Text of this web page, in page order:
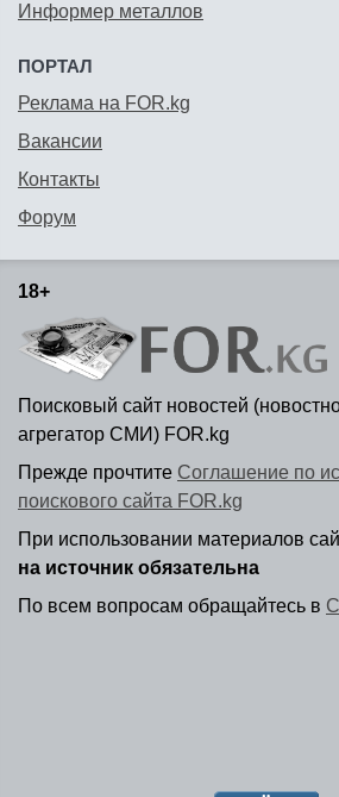
Информер металлов
ПОРТАЛ
Реклама на FOR.kg
Вакансии
Контакты
Форум
18+
Поисковый сайт новостей
агрегатор СМИ) FOR.kg
Прежде прочтите Соглашение по
поискового сайта FOR.kg
При использовании материалов
на источник обязательна
По всем вопросам обращайтесь в